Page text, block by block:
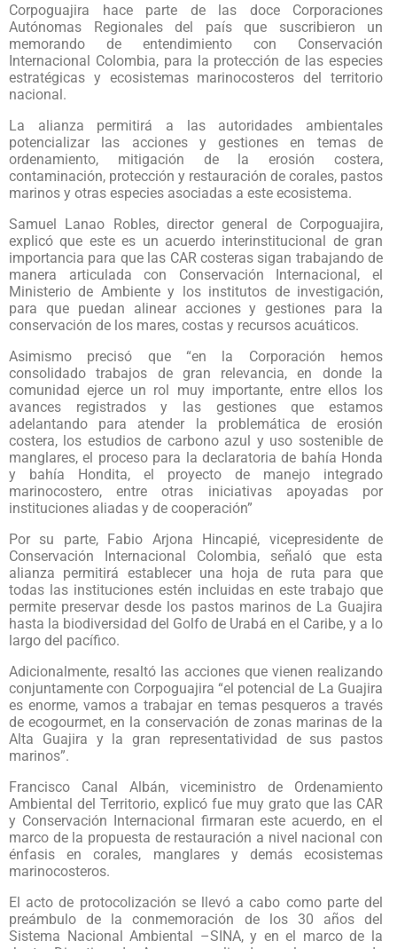
Corpoguajira hace parte de las doce Corporaciones
Autónomas Regionales del país que suscribieron un
memorando de entendimiento con Conservación
Internacional Colombia, para la protección de las especies
estratégicas y ecosistemas marinocosteros del territorio
nacional.
La alianza permitirá a las autoridades ambientales
potencializar las acciones y gestiones en temas de
ordenamiento, mitigación de la erosión costera,
contaminación, protección y restauración de corales, pastos
marinos y otras especies asociadas a este ecosistema.
Samuel Lanao Robles, director general de Corpoguajira,
explicó que este es un acuerdo interinstitucional de gran
importancia para que las CAR costeras sigan trabajando de
manera articulada con Conservación Internacional, el
Ministerio de Ambiente y los institutos de investigación,
para que puedan alinear acciones y gestiones para la
conservación de los mares, costas y recursos acuáticos.
Asimismo precisó que “en la Corporación hemos
consolidado trabajos de gran relevancia, en donde la
comunidad ejerce un rol muy importante, entre ellos los
avances registrados y las gestiones que estamos
adelantando para atender la problemática de erosión
costera, los estudios de carbono azul y uso sostenible de
manglares, el proceso para la declaratoria de bahía Honda
y bahía Hondita, el proyecto de manejo integrado
marinocostero, entre otras iniciativas apoyadas por
instituciones aliadas y de cooperación”
Por su parte, Fabio Arjona Hincapié, vicepresidente de
Conservación Internacional Colombia, señaló que esta
alianza permitirá establecer una hoja de ruta para que
todas las instituciones estén incluidas en este trabajo que
permite preservar desde los pastos marinos de La Guajira
hasta la biodiversidad del Golfo de Urabá en el Caribe, y a lo
largo del pacífico.
Adicionalmente, resaltó las acciones que vienen realizando
conjuntamente con Corpoguajira “el potencial de La Guajira
es enorme, vamos a trabajar en temas pesqueros a través
de ecogourmet, en la conservación de zonas marinas de la
Alta Guajira y la gran representatividad de sus pastos
marinos”.
Francisco Canal Albán, viceministro de Ordenamiento
Ambiental del Territorio, explicó fue muy grato que las CAR
y Conservación Internacional firmaran este acuerdo, en el
marco de la propuesta de restauración a nivel nacional con
énfasis en corales, manglares y demás ecosistemas
marinocosteros.
El acto de protocolización se llevó a cabo como parte del
preámbulo de la conmemoración de los 30 años del
Sistema Nacional Ambiental –SINA, y en el marco de la